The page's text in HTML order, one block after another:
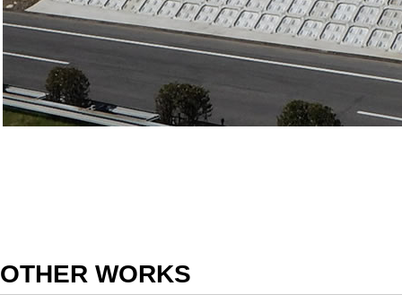
OTHER WORKS